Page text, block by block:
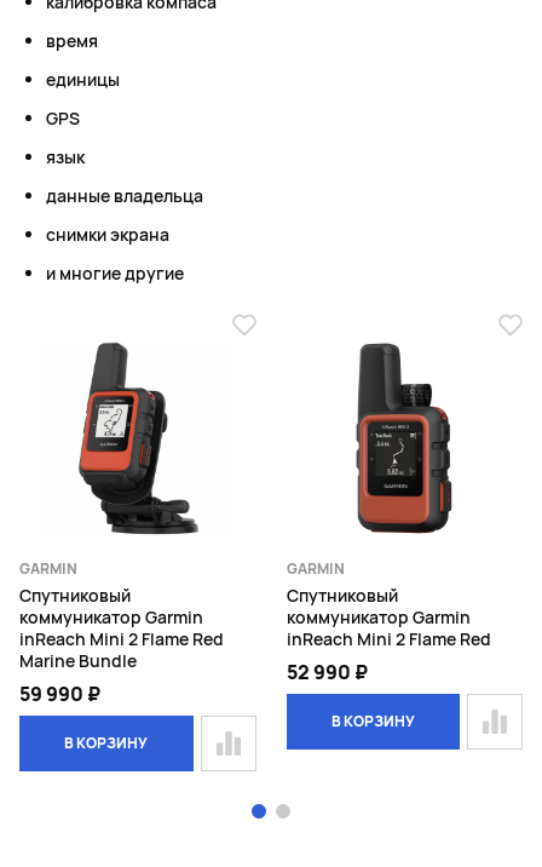
время
единицы
GPS
язык
данные владельца
снимки экрана
и многие другие
GARMIN
Спутниковый
коммуникатор Garmin
inReach Mini 2 Flame Red
Marine Bundle
59 990 ₽
В КОРЗИНУ
GARMIN
Спутниковый
коммуникатор Garmin
inReach Mini 2 Flame Red
52 990 ₽
В КОРЗИНУ